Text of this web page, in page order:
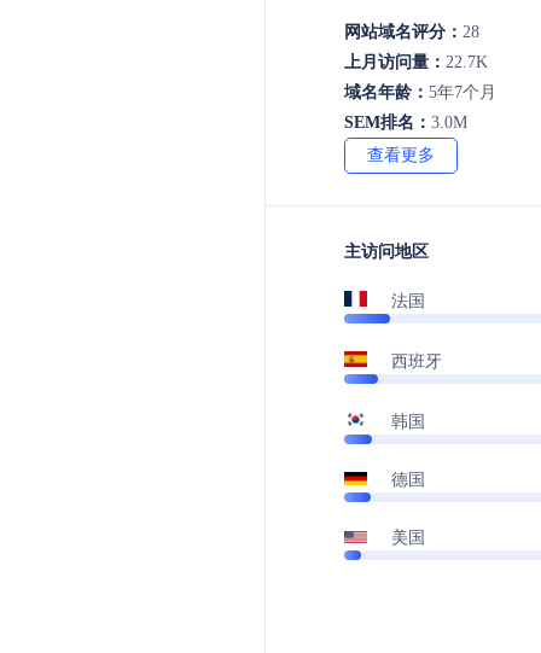
网站域名评分： 28
上月访问量： 22.7K
域名年龄： 5年7个月
SEM排名： 3.0M
查看更多
主访问地区
法国
西班牙
韩国
德国
美国